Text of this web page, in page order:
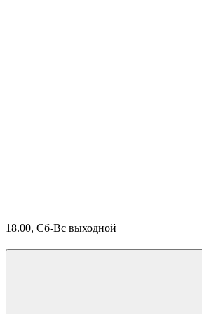
18.00, Сб-Вс выходной